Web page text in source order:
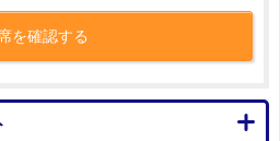
を確認する